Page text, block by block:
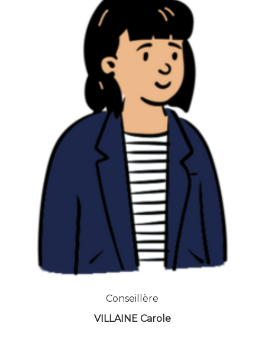
Conseillère
VILLAINE Carole